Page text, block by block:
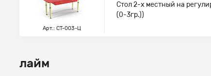
Арт.: СТ-003-Ц
Стол 2-х местный на
(0-3гр.))
лайм